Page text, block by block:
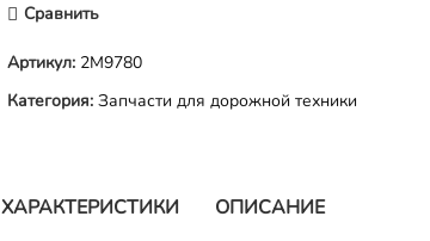
Сравнить
Артикул: 2M9780
Категория: Запчасти для дорожной техники
ХАРАКТЕРИСТИКИ ОПИСАНИЕ